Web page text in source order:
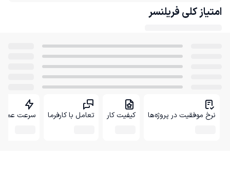
امتیاز کلی فریلنسر
نرخ موفقیت در پروژه‌ها کیفیت کار تعامل با کارفرما سرعت عمل